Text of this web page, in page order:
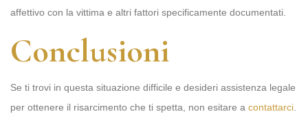
affettivo con la vittima e altri fattori specificamente documentati.
Conclusioni
Se ti trovi in questa situazione difficile e desideri assistenza legale
per ottenere il risarcimento che ti spetta, non esitare a contattarci.